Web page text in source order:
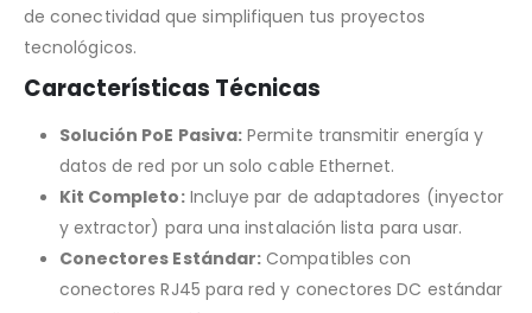
de conectividad que simplifiquen tus proyectos
tecnológicos.
Características Técnicas
Solución PoE Pasiva: Permite transmitir energía y
datos de red por un solo cable Ethernet.
Kit Completo:Incluye par de adaptadores (inyector
y extractor) para una instalación lista para usar.
Conectores Estándar: Compatibles con
conectores RJ45 para red y conectores DC estándar